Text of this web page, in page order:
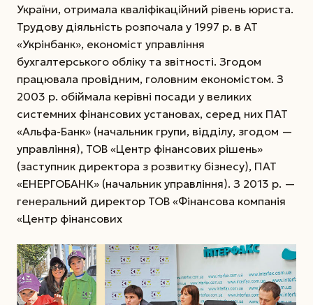
України, отримала кваліфікаційний рівень юриста.
Трудову діяльність розпочала у 1997 р. в АТ
«Укрінбанк», економіст управління
бухгалтерського обліку та звітності. Згодом
працювала провідним, головним економістом. З
2003 р. обіймала керівні посади у великих
системних фінансових установах, серед них ПАТ
«Альфа-­Банк» (начальник групи, відділу, згодом —
управління), ТОВ «Центр фінансових рішень»
(заступник директора з розвитку бізнесу), ПАТ
«ЕНЕРГОБАНК» (начальник управління). З 2013 р. —
генеральний директор ТОВ «Фінансова компанія
«Центр фінансових